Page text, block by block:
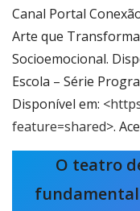
Canal Portal
Arte que
Socioemocional.
Escola – Série
Disponível em: <
feature=shared>.
O teatro